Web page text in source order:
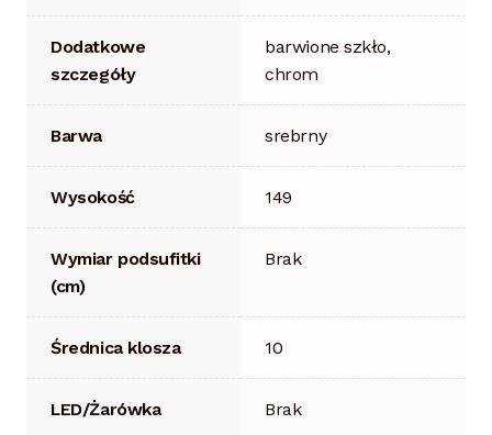
Dodatkowe
szczegóły
barwione szkło,
chrom
Barwa srebrny
Wysokość 149
Wymiar podsufitki
(cm)
Brak
Średnica klosza 10
LED/Żarówka Brak